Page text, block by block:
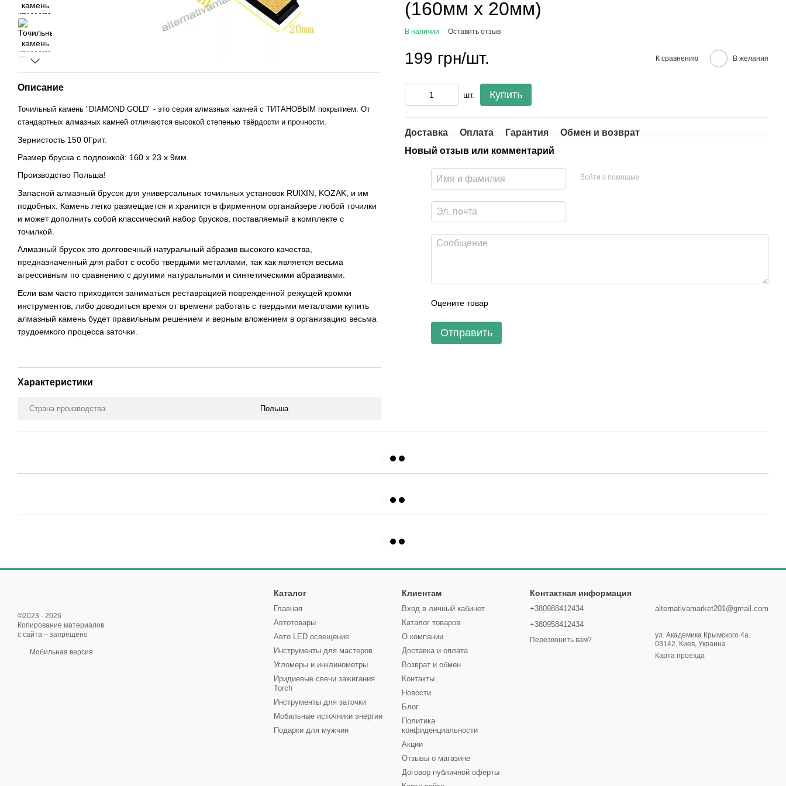
Описание
Точильный камень "DIAMOND GOLD" - это серия алмазных камней с ТИТАНОВЫМ покрытием. От
стандартных алмазных камней отличаются высокой степенью твёрдости и прочности.
Зернистость 150 0Грит.
Размер бруска с подложкой: 160 х 23 х 9мм.
Производство Польша!
Запасной алмазный брусок для универсальных точильных установок RUIXIN, KOZAK, и им
подобных. Камень легко размещается и хранится в фирменном органайзере любой точилки
и может дополнить собой классический набор брусков, поставляемый в комплекте с
точилкой.
Алмазный брусок это долговечный натуральный абразив высокого качества,
предназначенный для работ с особо твердыми металлами, так как является весьма
агрессивным по сравнению с другими натуральными и синтетическими абразивами.
Если вам часто приходится заниматься реставрацией поврежденной режущей кромки
инструментов, либо доводиться время от времени работать с твердыми металлами купить
алмазный камень будет правильным решением и верным вложением в организацию весьма
трудоемкого процесса заточки.
Характеристики
Страна производства Польша
(160мм х 20мм)
В наличии Оставить отзыв
199 грн/шт. К сравнению В желания
шт. Купить
Доставка Оплата Гарантия
Обмен и возврат
Новый отзыв или комментарий
Войти с помощью
Оцените товар
Отправить
©2023 - 2026
Копирование материалов
с сайта – запрещено
Мобильная версия
Каталог
Главная
Автотовары
Авто LED освещение
Инструменты для мастеров
Угломеры и инклинометры
Иридиевые свечи зажигания
Torch
Инструменты для заточки
Мобильные источники энергии
Подарки для мужчин
Клиентам
Вход в личный кабинет
Каталог товаров
О компании
Доставка и оплата
Возврат и обмен
Контакты
Новости
Блог
Политика
конфиденциальности
Акции
Отзывы о магазине
Договор публичной оферты
Контактная информация
+380988412434
+380958412434
Перезвонить вам?
alternativamarket201@gmail.com
ул. Академика Крымского 4а.
03142, Киев, Украина
Карта проезда